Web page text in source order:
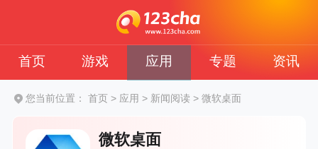
首页 游戏 应用 专题 资讯
您当前位置： 首页 > 应用 > 新闻阅读 >微软桌面
微软桌面